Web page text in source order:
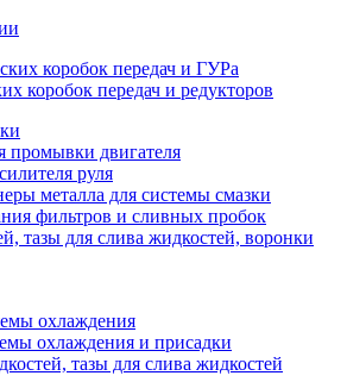
коробок передач и ГУРа
коробок передач и редукторов
промывки двигателя
руля
металла для системы смазки
фильтров и сливных пробок
тазы для слива жидкостей, воронки
охлаждения
охлаждения и присадки
тазы для слива жидкостей